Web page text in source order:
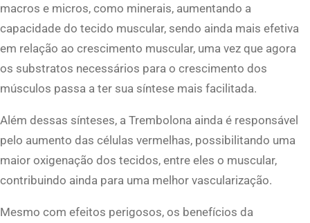
macros e micros, como minerais, aumentando a
capacidade do tecido muscular, sendo ainda mais efetiva
em relação ao crescimento muscular, uma vez que agora
os substratos necessários para o crescimento dos
músculos passa a ter sua síntese mais facilitada.
Além dessas sínteses, a Trembolona ainda é responsável
pelo aumento das células vermelhas, possibilitando uma
maior oxigenação dos tecidos, entre eles o muscular,
contribuindo ainda para uma melhor vascularização.
Mesmo com efeitos perigosos, os benefícios da